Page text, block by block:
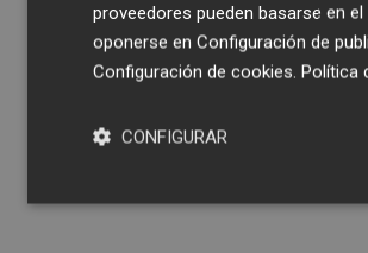
proveedores pueden basarse en
oponerse en Configuración de
Configuración de cookies. Política
CONFIGURAR